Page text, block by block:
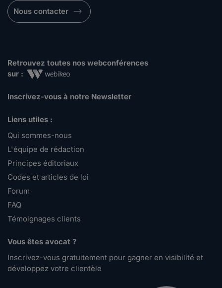
Nous contacter
Retrouvez toutes nos webconférences
sur :
Inscrivez-vous à notre Newsletter
Liens utiles :
Qui sommes-nous
L'équipe de rédaction
Principes éditoriaux
Codes et articles de loi
Forum
FAQ
Témoignages clients
Vous êtes avocat ?
Inscrivez-vous gratuitement pour gagner en visibilité et
développez votre clientèle